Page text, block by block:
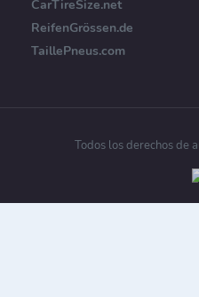
CarTireSize.net
ReifenGrössen.de
TaillePneus.com
Todos los derechos de